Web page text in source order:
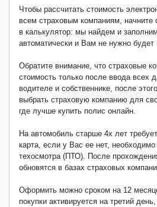
Чтобы рассчитать стоимость
всем страховым компаниям, начните
в калькулятор: мы найдем и
автоматически и Вам не нужно будет
Обратите внимание, что страховые
стоимость только после ввода всех
водителе и собственнике, после
выбрать страховую компанию для
где лучше купить полис онлайн.
На автомобиль старше 4х лет
карта, если у Вас ее нет,
техосмотра (ПТО). После
обновятся в базах страховых
Оформить можно сроком на 12
покупки активируется на третий